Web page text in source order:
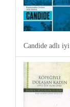
Candide adlı